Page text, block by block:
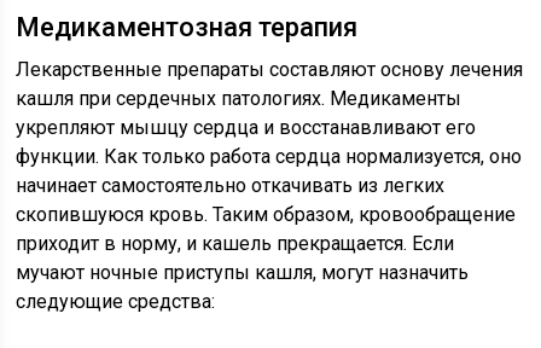
Медикаментозная терапия
Лекарственные препараты составляют основу лечения
кашля при сердечных патологиях. Медикаменты
укрепляют мышцу сердца и восстанавливают его
функции. Как только работа сердца нормализуется, оно
начинает самостоятельно откачивать из легких
скопившуюся кровь. Таким образом, кровообращение
приходит в норму, и кашель прекращается. Если
мучают ночные приступы кашля, могут назначить
следующие средства: